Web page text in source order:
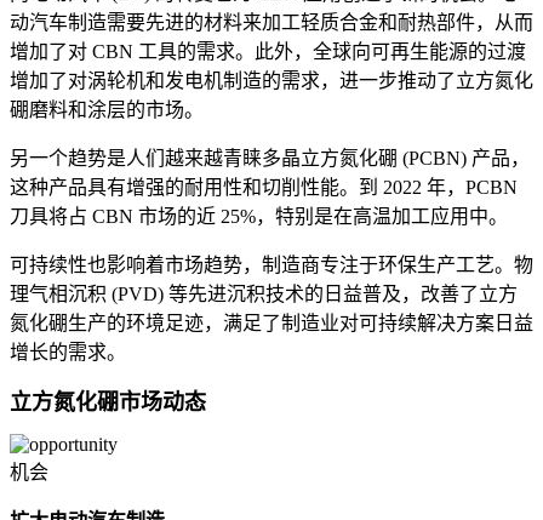
动汽车制造需要先进的材料来加工轻质合金和耐热部件，从而
增加了对 CBN 工具的需求。此外，全球向可再生能源的过渡
增加了对涡轮机和发电机制造的需求，进一步推动了立方氮化
硼磨料和涂层的市场。
另一个趋势是人们越来越青睐多晶立方氮化硼 (PCBN) 产品，
这种产品具有增强的耐用性和切削性能。到 2022 年，PCBN
刀具将占 CBN 市场的近 25%，特别是在高温加工应用中。
可持续性也影响着市场趋势，制造商专注于环保生产工艺。物
理气相沉积 (PVD) 等先进沉积技术的日益普及，改善了立方
氮化硼生产的环境足迹，满足了制造业对可持续解决方案日益
增长的需求。
立方氮化硼市场动态
机会